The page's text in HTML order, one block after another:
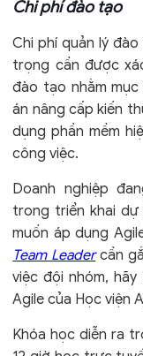
Chi phí đào tạo
Chi phí quản lý
trọng cần được
đào tạo nhằm
án nâng cấp kiến
dụng phần mềm
công việc.
Doanh nghiệp
trong triển khai dự
muốn áp dụng
Team Leadercần
việc đội nhóm,
Agile của Học viện
Khóa học diễn ra